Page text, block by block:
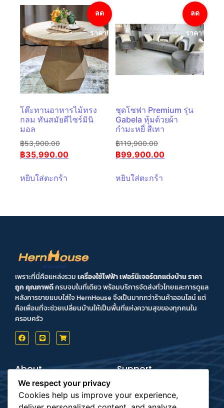
ลด
ราคา!
โต๊ะทานอาหารไม้ทรง
กลม ทันสมัยดีไซร์มินิ
มอล
฿53,900.00
฿35,990.00
หยิบใส่ตะกร้า
ลด
ราคา!
ชุดโซฟา Premium รุ่น
Gabela หุ้มด้วยผ้า
กำมะหยี่ สีเทา
฿119,900.00
฿99,900.00
หยิบใส่ตะกร้า
เพราะที่นี่คือแหล่งรวมเครื่องใช้ไฟฟ้า เฟอร์นิเจอร์ตกแต่งบ้าน ราคา
ถูก คุณภาพดีครบจบในที่เดียว พร้อมบริการจัดส่งทั่วไทยและการดูแล
หลังการขายแบบใส่ใจ HernHouse จึงเป็นมากกว่าร้านค้าออนไลน์ แต่
คือเพื่อนที่จะช่วยเปลี่ยนบ้านให้เป็นพื้นที่แห่งความสุขของทุกคนใน
ครอบครัว
About
Terms & Conditions
Privacy Policy
Support
Order Tracking
We respect your privacy
Cookies help us improve your experience,